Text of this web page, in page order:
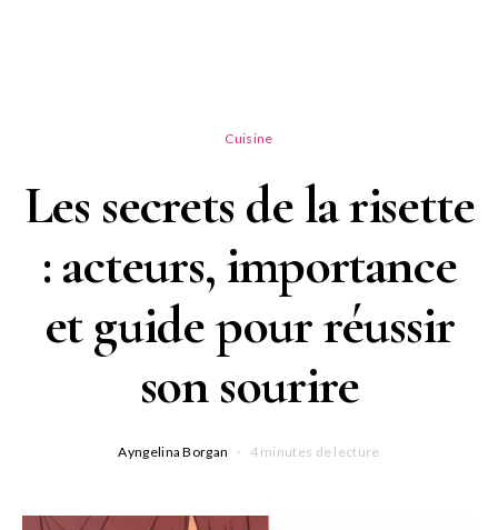
Cuisine
Les secrets de la risette
: acteurs, importance
et guide pour réussir
son sourire
Ayngelina Borgan 4 minutes de lecture